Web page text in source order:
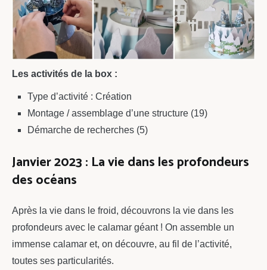
Les activités de la box :
Type d’activité : Création
Montage / assemblage d’une structure (19)
Démarche de recherches (5)
Janvier 2023 : La vie dans les profondeurs
des océans
Après la vie dans le froid, découvrons la vie dans les
profondeurs avec le calamar géant ! On assemble un
immense calamar et, on découvre, au fil de l’activité,
toutes ses particularités.